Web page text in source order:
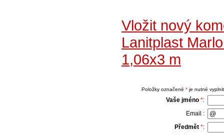
Vložit nový
Lanitplast
1,06x3 m
Položky označené *je nutné
Vaše jméno *:
Email :
Předmět *: